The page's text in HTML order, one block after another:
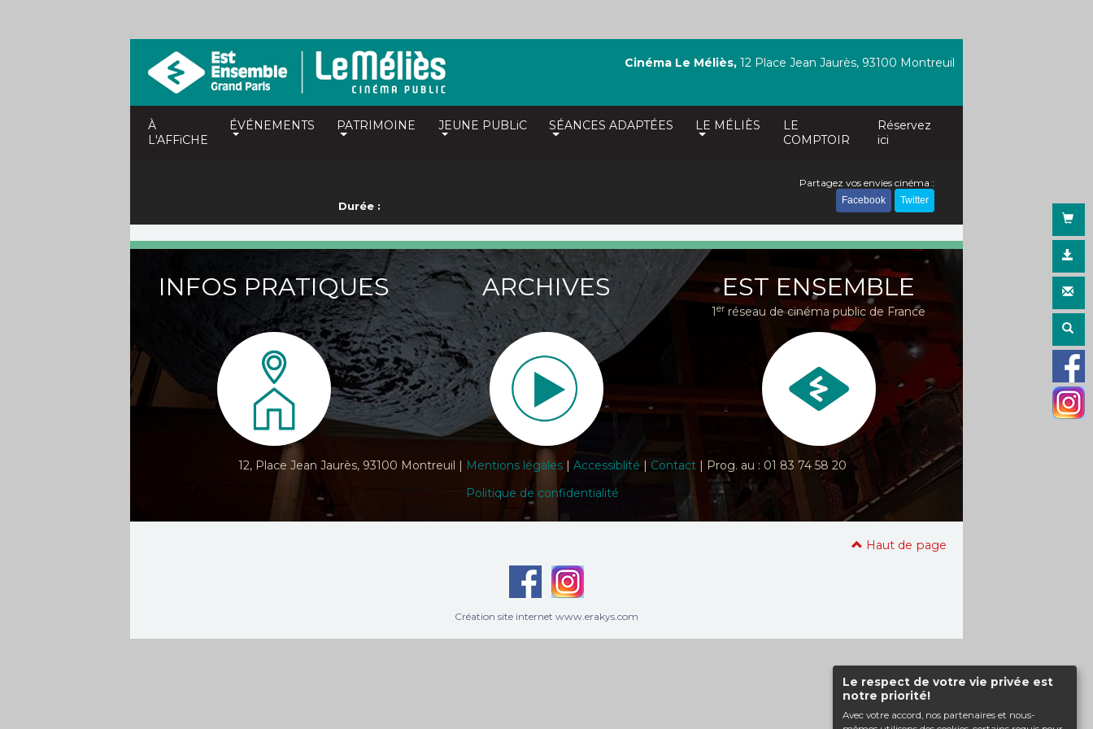
Le respect de votre vie privée est
notre priorité!
Avec votre accord, nos partenaires et nous-
À
L'AFFiCHE
ÉVÉNEMENTS PATRIMOINE JEUNE PUBLiC SÉANCES ADAPTÉES LE MÉLIÈS
LE
COMPTOIR
Réservez
ici
Cinéma Le Méliès, 12 Place Jean Jaurès, 93100 Montreuil
Durée :
Partagez vos envies cinéma :
Facebook Twitter
INFOS PRATIQUES ARCHIVES EST ENSEMBLE
1er réseau de cinéma public de France
12, Place Jean Jaurès, 93100 Montreuil | Mentions légales | Accessiblité | Contact | Prog. au : 01 83 74 58 20
Politique de confidentialité
Haut de page
Création site internet www.erakys.com